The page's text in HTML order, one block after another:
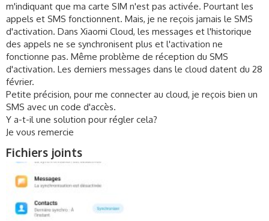
m'indiquant que ma carte SIM n'est pas activée. Pourtant les
appels et SMS fonctionnent. Mais, je ne reçois jamais le SMS
d'activation. Dans Xiaomi Cloud, les messages et l'historique
des appels ne se synchronisent plus et l'activation ne
fonctionne pas. Même problème de réception du SMS
d'activation. Les derniers messages dans le cloud datent du 28
février.
Petite précision, pour me connecter au cloud, je reçois bien un
SMS avec un code d'accès.
Y a-t-il une solution pour régler cela?
Je vous remercie
Fichiers joints